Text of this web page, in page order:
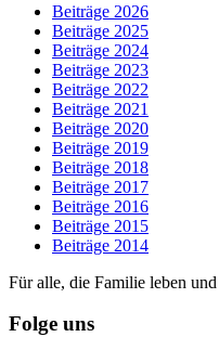
Beiträge 2026
Beiträge 2025
Beiträge 2024
Beiträge 2023
Beiträge 2022
Beiträge 2021
Beiträge 2020
Beiträge 2019
Beiträge 2018
Beiträge 2017
Beiträge 2016
Beiträge 2015
Beiträge 2014
Für alle, die Familie leben
Folge uns